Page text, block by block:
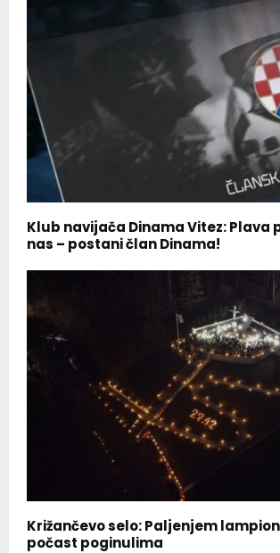
Klub navijača Dinama Vitez: Plava
nas – postani član Dinama!
Križančevo selo: Paljenjem
počast poginulima